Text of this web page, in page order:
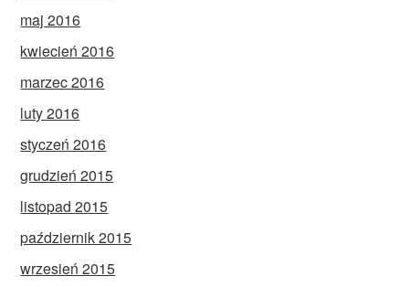
maj 2016
kwiecień 2016
marzec 2016
luty 2016
styczeń 2016
grudzień 2015
listopad 2015
październik 2015
wrzesień 2015